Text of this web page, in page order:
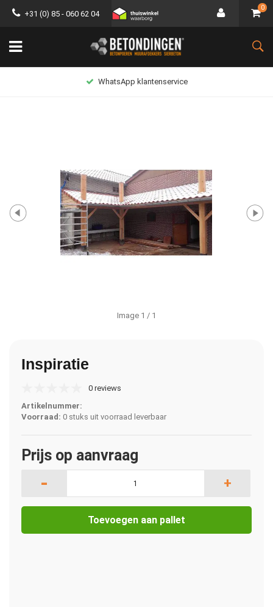
+31 (0) 85 - 060 62 04
0
Lage verzendkosten
Image 1 / 1
Inspiratie
0 reviews
Artikelnummer:
Voorraad: 0 stuks uit voorraad leverbaar
Prijs op aanvraag
- +
Toevoegen aan pallet